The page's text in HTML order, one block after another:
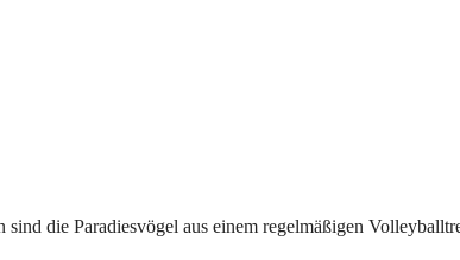
die Paradiesvögel aus einem regelmäßigen